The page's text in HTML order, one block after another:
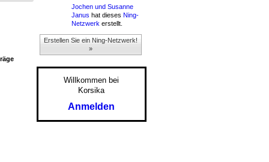
Jochen und Susanne
Janus hat dieses Ning-
Netzwerk erstellt.
Erstellen Sie ein Ning-Netzwerk!
»
Willkommen bei
Korsika
Anmelden